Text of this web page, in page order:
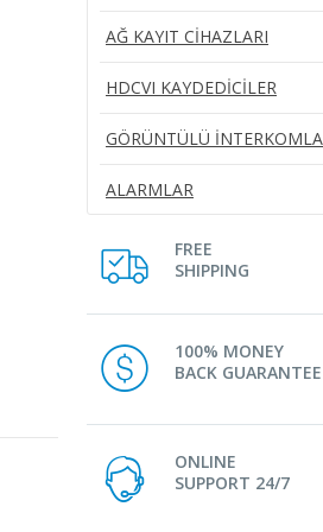
AĞ KAYIT CIHAZLARI
HDCVI KAYDEDICILER
GÖRÜNTÜLÜ
ALARMLAR
FREE
SHIPPING
100% MONEY
BACK GUARANTEE
ONLINE
SUPPORT 24/7